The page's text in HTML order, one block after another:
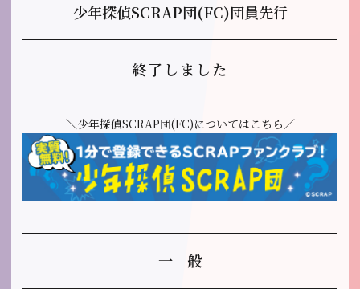
少年探偵SCRAP団(FC)団員先行
終了しました
＼少年探偵SCRAP団(FC)についてはこちら／
一 般